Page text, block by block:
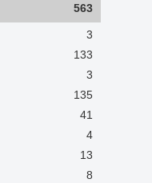
563
3
133
3
135
41
4
13
8